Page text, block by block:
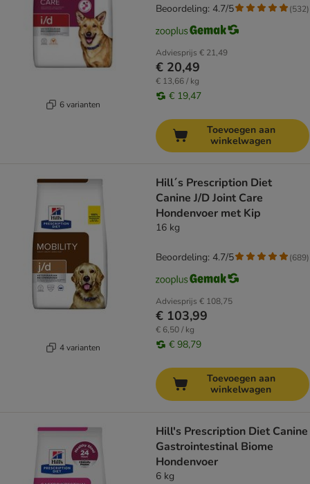
6 varianten
Adviesprijs € 21,49
€ 20,49
€ 13,66 / kg
€ 19,47
Beoordeling: 4.7/5 (532)
Toevoegen aan
winkelwagen
4 varianten
Hill´s Prescription Diet
Canine J/D Joint Care
Hondenvoer met Kip
16 kg
Adviesprijs € 108,75
€ 103,99
€ 6,50 / kg
€ 98,79
Beoordeling: 4.7/5 (689)
Toevoegen aan
winkelwagen
Hill's Prescription Diet Canine
Gastrointestinal Biome
Hondenvoer
6 kg